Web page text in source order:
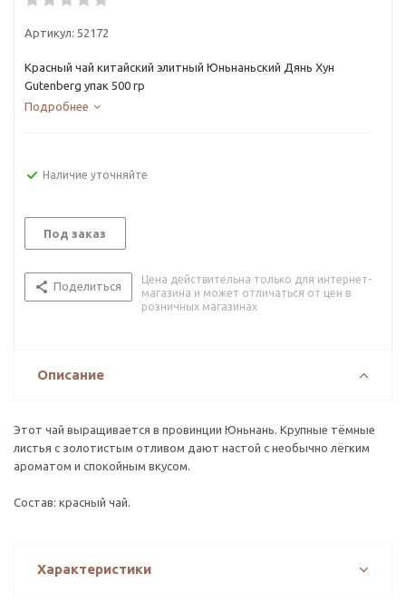
Артикул: 52172
Красный чай китайский элитный Юньнаньский Дянь Хун
Gutenberg упак 500 гр
Подробнее
Наличие уточняйте
Под заказ
Поделиться
Цена действительна только для интернет-
магазина и может отличаться от цен в
розничных магазинах
Описание
Этот чай выращивается в провинции Юньнань. Крупные тёмные
листья с золотистым отливом дают настой с необычно лёгким
ароматом и спокойным вкусом.
Состав: красный чай.
Характеристики